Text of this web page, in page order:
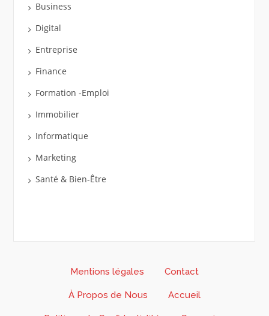
Business
Digital
Entreprise
Finance
Formation -Emploi
Immobilier
Informatique
Marketing
Santé & Bien-Être
Mentions légales Contact
À Propos de Nous Accueil